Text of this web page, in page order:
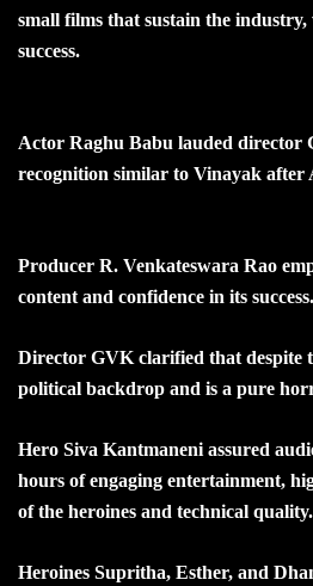
small films that sustain the
success.
Actor Raghu Babu lauded director
recognition similar to Vinayak after
Producer R. Venkateswara Rao
content and confidence in its success.
Director GVK clarified that despite
political backdrop and is a pure
Hero Siva Kantmaneni assured
hours of engaging entertainment,
of the heroines and technical quality.
Heroines Supritha, Esther, and